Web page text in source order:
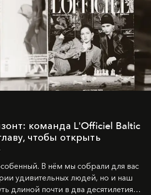
команда L'Officiel Baltic
чтобы открыть
В нём мы собрали для вас
удивительных людей, но и наш
длиной почти в два десятилетия.